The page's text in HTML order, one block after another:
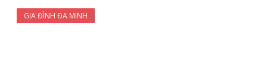
GIA ĐÌNH ĐA MINH